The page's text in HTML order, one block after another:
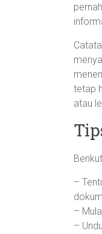
tetap
atau
–
–
–